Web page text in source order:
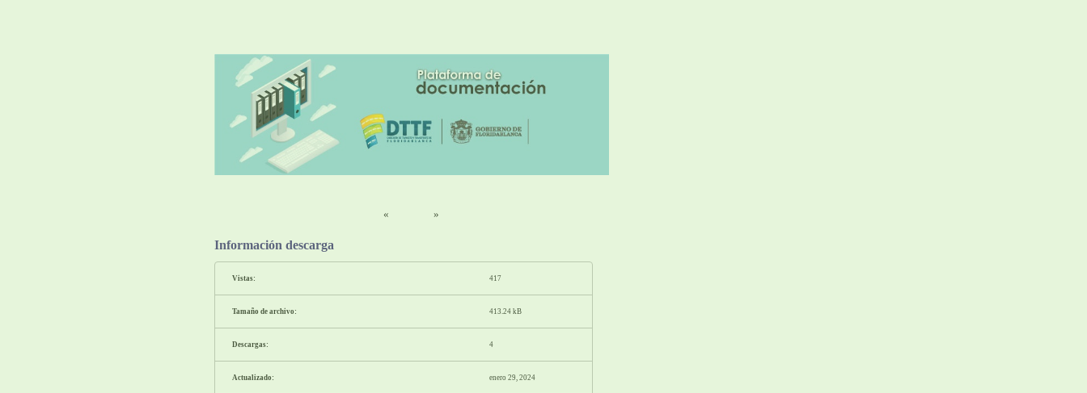
« »
Información descarga
Vistas: 417
Tamaño de archivo: 413.24 kB
Descargas: 4
Actualizado: enero 29, 2024